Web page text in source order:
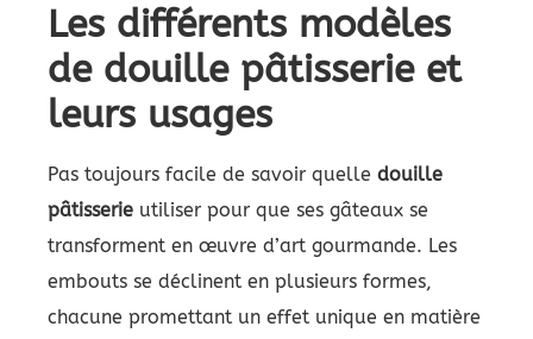
Les différents modèles
de douille pâtisserie et
leurs usages
Pas toujours facile de savoir quelle douille
pâtisserie utiliser pour que ses gâteaux se
transforment en œuvre d’art gourmande. Les
embouts se déclinent en plusieurs formes,
chacune promettant un effet unique en matière